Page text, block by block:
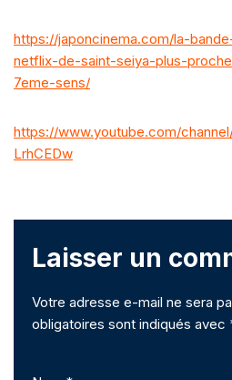
https://japoncinema.com/la-
netflix-de-saint-seiya-plus-
7eme-sens/
https://www.youtube.com/
LrhCEDw
Laisser un
Votre adresse e-mail ne sera
obligatoires sont indiqués avec